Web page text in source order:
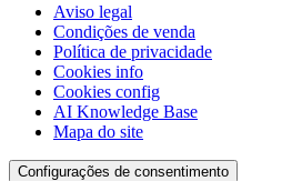
Aviso legal
Condições de venda
Política de privacidade
Cookies info
Cookies config
AI Knowledge Base
Mapa do site
Configurações de consentimento